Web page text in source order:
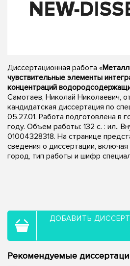
Диссертационная работа «
чувствительные элементы
концентраций
Самотаев, Николай Николаевич,
кандидатская диссертация по
05.27.01. Работа подготовлена в
году. Объем работы: 132 с. : ил..
01004328318. На странице
сведения о диссертации, включая
город, тип работы и шифр
ДОБАВИТЬ
Рекомендуемые